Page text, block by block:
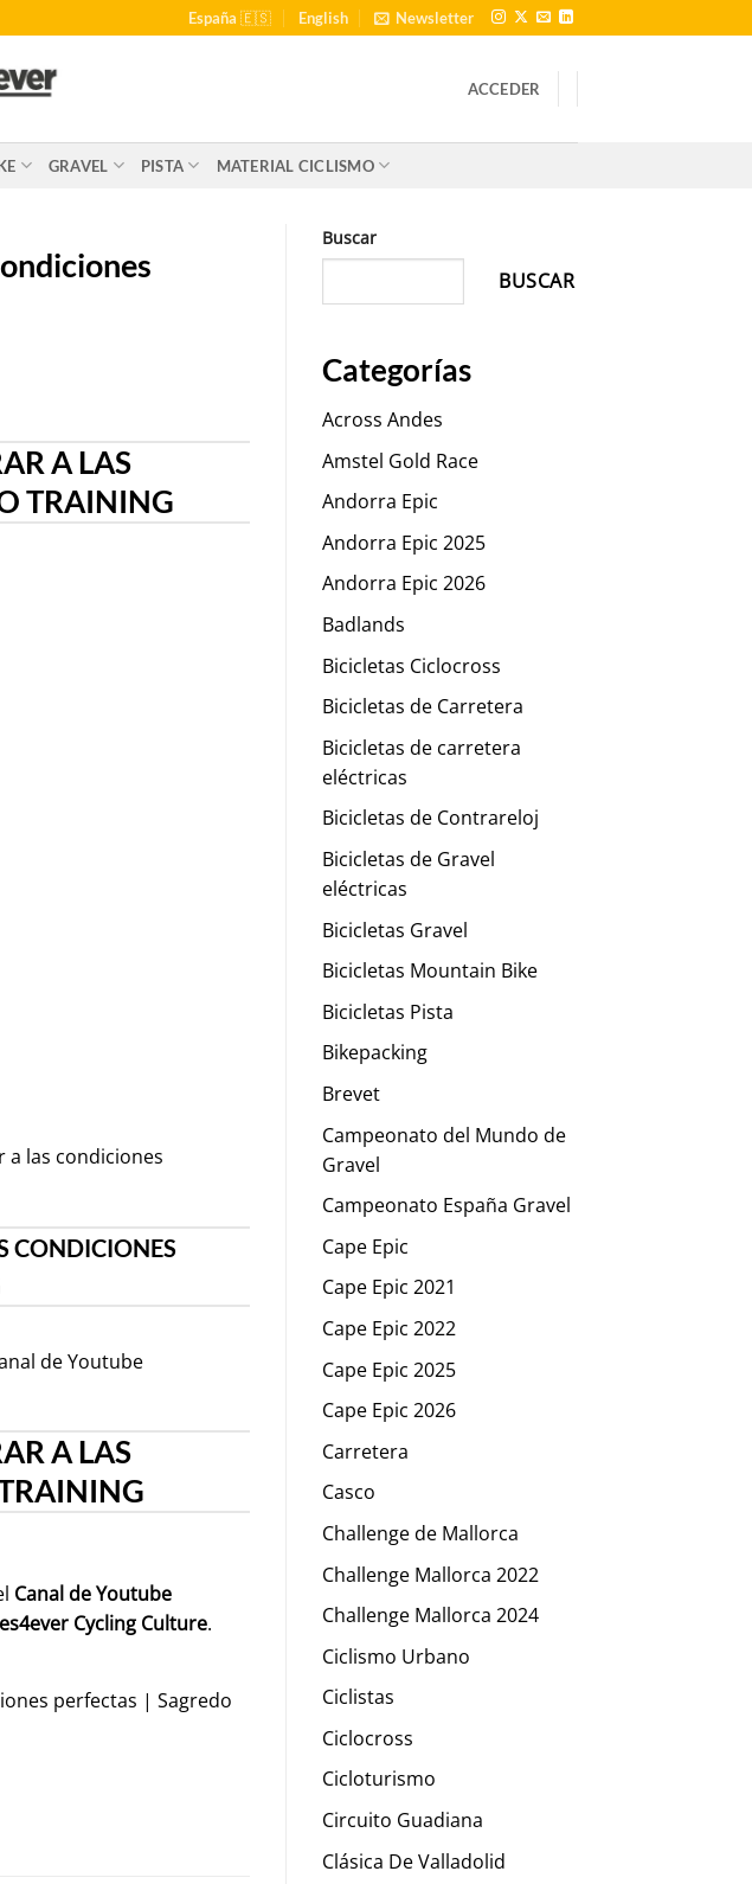
España 🇪🇸 English Newsletter
ACCEDER
GRAVEL PISTA MATERIAL CICLISMO
A LAS
TRAINING
a las condiciones
CONDICIONES
de Youtube
A LAS
Canal de Youtube
Cycling Culture.
perfectas | Sagredo
Buscar
BUSCAR
Categorías
Across Andes
Amstel Gold Race
Andorra Epic
Andorra Epic 2025
Andorra Epic 2026
Badlands
Bicicletas Ciclocross
Bicicletas de Carretera
Bicicletas de carretera
eléctricas
Bicicletas de Contrareloj
Bicicletas de Gravel
eléctricas
Bicicletas Gravel
Bicicletas Mountain Bike
Bicicletas Pista
Bikepacking
Brevet
Campeonato del Mundo de
Gravel
Campeonato España Gravel
Cape Epic
Cape Epic 2021
Cape Epic 2022
Cape Epic 2025
Cape Epic 2026
Carretera
Casco
Challenge de Mallorca
Challenge Mallorca 2022
Challenge Mallorca 2024
Ciclismo Urbano
Ciclistas
Ciclocross
Cicloturismo
Circuito Guadiana
Clásica De Valladolid